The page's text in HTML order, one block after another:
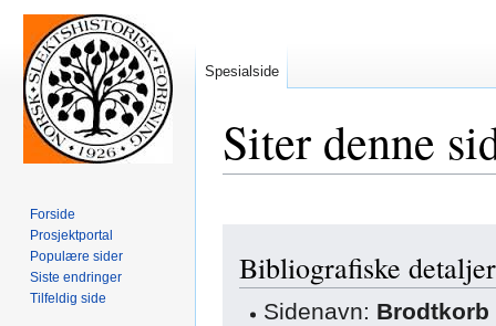
Siter denne
navigering
søkBibliografiske
Sidenavn: Brodtkorb
Spesialside
Forside
Prosjektportal
Populære sider
Siste endringer
Tilfeldig side